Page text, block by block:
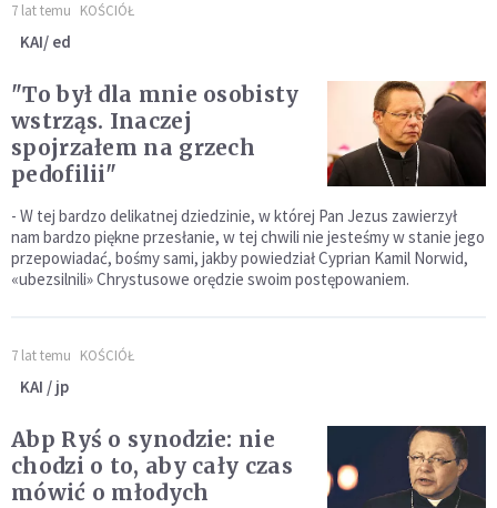
7 lat temu KOŚCIÓŁ
KAI/ ed
"To był dla mnie osobisty
wstrząs. Inaczej
spojrzałem na grzech
pedofilii"
- W tej bardzo delikatnej dziedzinie, w której Pan Jezus zawierzył
nam bardzo piękne przesłanie, w tej chwili nie jesteśmy w stanie jego
przepowiadać, bośmy sami, jakby powiedział Cyprian Kamil Norwid,
«ubezsilnili» Chrystusowe orędzie swoim postępowaniem.
7 lat temu KOŚCIÓŁ
KAI / jp
Abp Ryś o synodzie: nie
chodzi o to, aby cały czas
mówić o młodych